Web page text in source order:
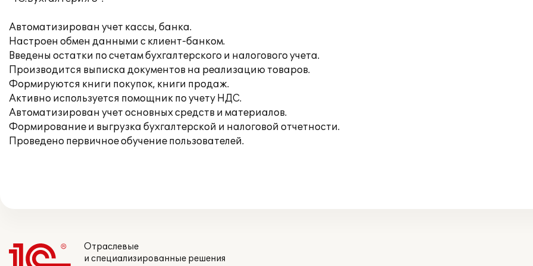
Автоматизирован учет кассы, банка.
Настроен обмен данными с клиент-банком.
Введены остатки по счетам бухгалтерского и налогового учета.
Производится выписка документов на реализацию товаров.
Формируются книги покупок, книги продаж.
Активно используется помощник по учету НДС.
Автоматизирован учет основных средств и материалов.
Формирование и выгрузка бухгалтерской и налоговой отчетности.
Проведено первичное обучение пользователей.
Отраслевые
и специализированные решения